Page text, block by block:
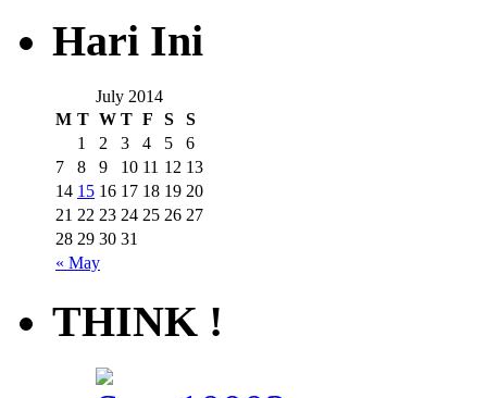
Hari Ini
July 2014
M T W T F S S
« May
1 2 3 4 5
6
7
8 9 10 11 12 13
14 15 16 17 18 19 20
21 22 23 24 25 26 27
28 29 30 31
THINK !